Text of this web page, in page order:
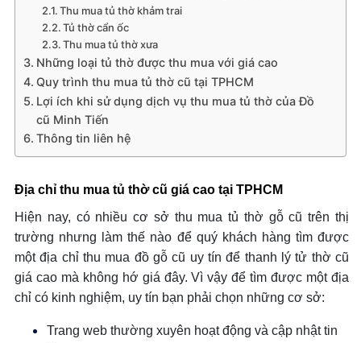
Thu mua tủ thờ khảm trai
Tủ thờ cẩn ốc
Thu mua tủ thờ xưa
Những loại tủ thờ được thu mua với giá cao
Quy trình thu mua tủ thờ cũ tại TPHCM
Lợi ích khi sử dụng dịch vụ thu mua tủ thờ của Đồ
cũ Minh Tiến
Thông tin liên hệ
Địa chỉ thu mua tủ thờ cũ giá cao tại TPHCM
Hiện nay, có nhiều cơ sở thu mua tủ thờ gỗ cũ trên thị
trường nhưng làm thế nào để quý khách hàng tìm được
một địa chỉ thu mua đồ gỗ cũ uy tín để thanh lý tử thờ cũ
giá cao mà không hớ giá đây. Vì vậy để tìm được một địa
chỉ có kinh nghiệm, uy tín bạn phải chọn những cơ sở:
Trang web thường xuyên hoạt động và cập nhật tin